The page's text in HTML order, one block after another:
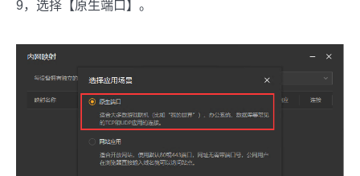
9，选择【原生端口】。